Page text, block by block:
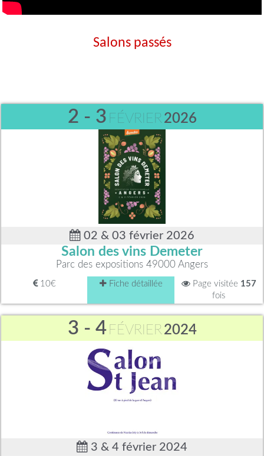
Salons passés
2 - 3 FÉVRIER2026
02 & 03 février 2026
Salon des vins Demeter
Parc des expositions 49000 Angers
10€ Fiche détaillée Page visitée 157
fois
3 - 4 FÉVRIER2024
3 & 4 février 2024